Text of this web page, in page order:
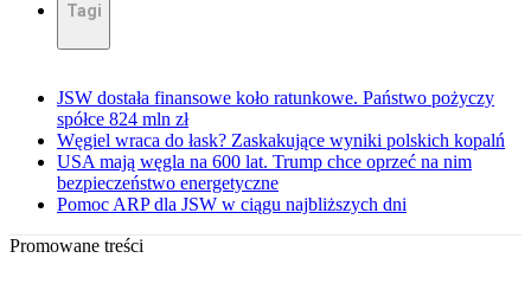
Tagi
JSW dostała finansowe koło ratunkowe. Państwo pożyczy
spółce 824 mln zł
Węgiel wraca do łask? Zaskakujące wyniki polskich kopalń
USA mają węgla na 600 lat. Trump chce oprzeć na nim
bezpieczeństwo energetyczne
Pomoc ARP dla JSW w ciągu najbliższych dni
Promowane treści